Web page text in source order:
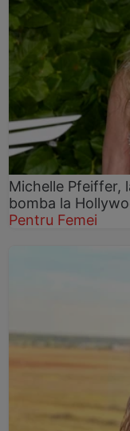
Michelle Pfeiffer,
bomba la
Pentru Femei